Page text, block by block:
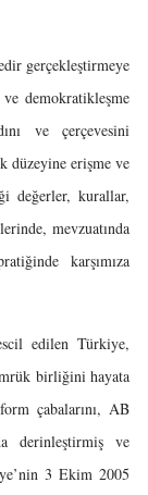
gerçekleştirmeye
demokratikleşme
ve çerçevesini
düzeyine erişme ve
değerler, kurallar,
mevzuatında
karşımıza
edilen Türkiye,
birliğini hayata
çabalarını, AB
derinleştirmiş ve
3 Ekim 2005